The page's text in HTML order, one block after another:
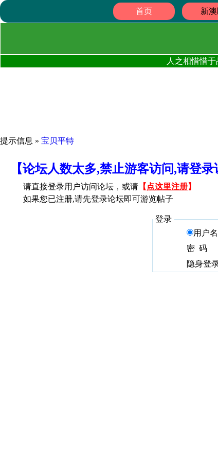
首页 新
人之相惜惜
提示信息 » 宝贝平特
【论坛人数太多,禁止游客访问,请登
请直接登录用户访问论坛，或请 【 点这里注册】
如果您已注册,请先登录论坛即可游览帖子
登录
用户名
密 码
隐身登